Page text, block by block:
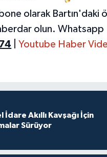
olarak Bartın'daki
olun. Whatsapp
Youtube Haber
İdare Akıllı Kavşağı İçin
Sürüyor